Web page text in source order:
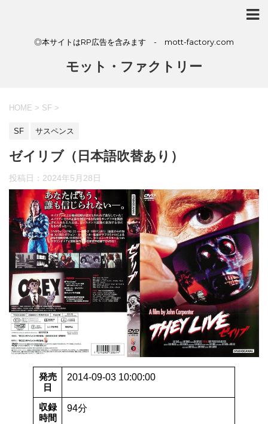
◎本サイトはRP広告を含みます - mott-factory.com
モット・ファクトリー
HOME > SF >
SF サスペンス
ゼイリブ（日本語吹替あり）
投稿日： 2024年5月28日
発売
日
2014-09-03 10:00:00
収録
時間
94分